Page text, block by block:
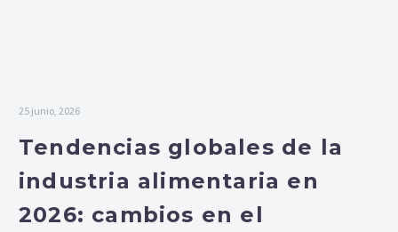
25 junio, 2026
Tendencias globales de la
industria alimentaria en
2026: cambios en el